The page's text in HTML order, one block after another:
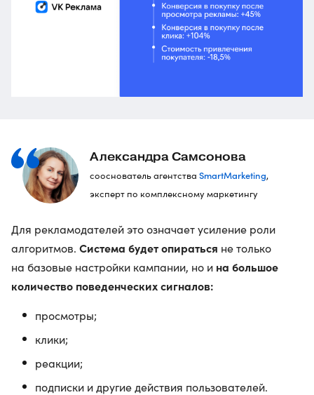
Александра Самсонова
сооснователь агентства SmartMarketing,
эксперт по комплексному маркетингу
Для рекламодателей это означает усиление роли
алгоритмов. Система будет опираться не только
на базовые настройки кампании, но и на большое
количество поведенческих сигналов:
просмотры;
клики;
реакции;
подписки и другие действия пользователей.